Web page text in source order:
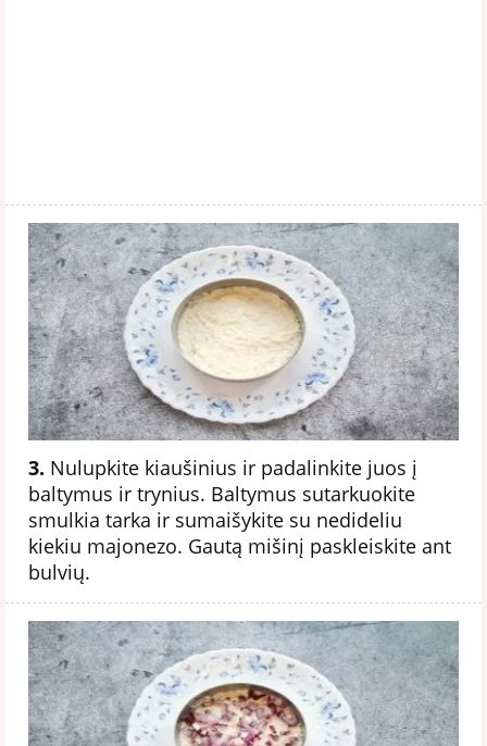
3. Nulupkite kiaušinius ir padalinkite juos į
baltymus ir trynius. Baltymus sutarkuokite
smulkia tarka ir sumaišykite su nedideliu
kiekiu majonezo. Gautą mišinį paskleiskite ant
bulvių.